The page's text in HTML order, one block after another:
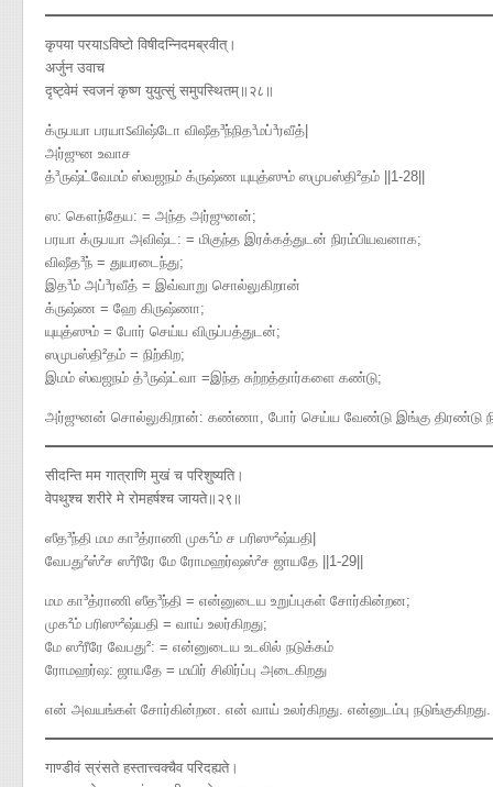
कृपया परयाऽविष्टो विषीदन्निदमब्रवीत्।
अर्जुन उवाच
दृष्ट्वेमं स्वजनं कृष्ण युयुत्सुं समुपस्थितम्॥२८॥
க்ருபயா பரயாऽவிஷ்டோ விஷீத³ந்நித³மப்³ரவீத்|
அர்ஜுன உவாச
த்³ருஷ்ட்வேமம் ஸ்வஜநம் க்ருஷ்ண யுயுத்ஸும் ஸமுபஸ்தி²தம் ||1-28||
ஸ: கௌந்தேய: = அந்த அர்ஜுனன்;
பரயா க்ருபயா அவிஷ்ட: = மிகுந்த இரக்கத்துடன் நிரம்பியவனாக;
விஷீத³ந் = துயரடைந்து;
இத³ம் அப்³ரவீத் = இவ்வாறு சொல்லுகிறான்
க்ருஷ்ண = ஹே கிருஷ்ணா;
யுயுத்ஸும் = போர் செய்ய விருப்பத்துடன்;
ஸமுபஸ்தி²தம் = நிற்கிற;
இமம் ஸ்வஜநம் த்³ருஷ்ட்வா =இந்த சுற்றத்தார்களை கண்டு;
அர்ஜுனன் சொல்லுகிறான்: கண்ணா, போர் செய்ய வேண்டு இங்கு திரண்டு
सीदन्ति मम गात्राणि मुखं च परिशुष्यति।
वेपथुश्च शरीरे मे रोमहर्षश्च जायते॥२९॥
ஸீத³ந்தி மம கா³த்ராணி முக²ம் ச பரிஸு²ஷ்யதி|
வேபது²ஸ்²ச ஸ²ரீரே மே ரோமஹர்ஷஸ்²ச ஜாயதே ||1-29||
மம கா³த்ராணி ஸீத³ந்தி = என்னுடைய உறுப்புகள் சோர்கின்றன;
முக²ம் பரிஸு²ஷ்யதி = வாய் உலர்கிறது;
மே ஸ²ரீரே வேபது²: = என்னுடைய உடலில் நடுக்கம்
ரோமஹர்ஷ: ஜாயதே = மயிர் சிலிர்ப்பு அடைகிறது
என் அவயங்கள் சோர்கின்றன. என் வாய் உலர்கிறது. என்னுடம்பு நடுங்குகிறது.
गाण्डीवं स्रंसते हस्तात्त्वक्चैव परिदह्यते।